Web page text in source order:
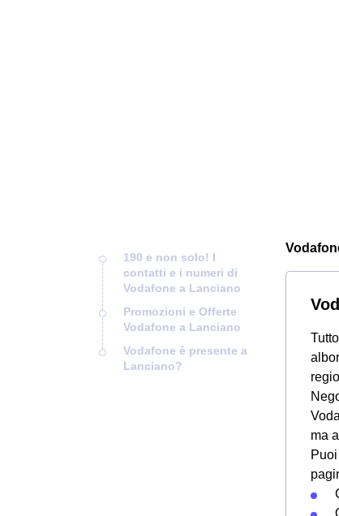
190 e non solo! I
contatti e i numeri di
Vodafone a Lanciano
Promozioni e Offerte
Vodafone a Lanciano
Vodafone è presente a
Lanciano?
ma